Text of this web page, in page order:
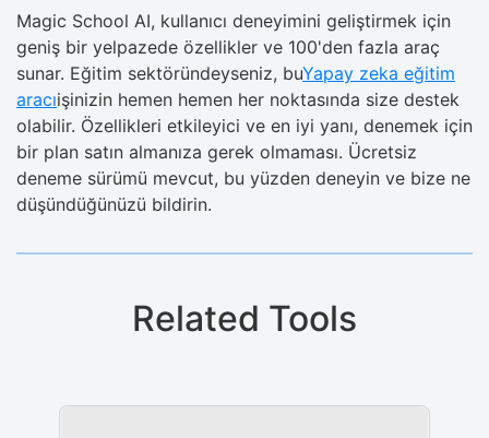
Magic School AI, kullanıcı deneyimini geliştirmek için
geniş bir yelpazede özellikler ve 100'den fazla araç
sunar. Eğitim sektöründeyseniz, buYapay zeka eğitim
aracıişinizin hemen hemen her noktasında size destek
olabilir. Özellikleri etkileyici ve en iyi yanı, denemek için
bir plan satın almanıza gerek olmaması. Ücretsiz
deneme sürümü mevcut, bu yüzden deneyin ve bize ne
düşündüğünüzü bildirin.
Related Tools